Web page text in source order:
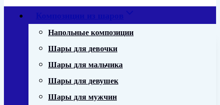
Композиции из шаров
Напольные композиции
Шары для девочки
Шары для мальчика
Шары для девушек
Шары для мужчин